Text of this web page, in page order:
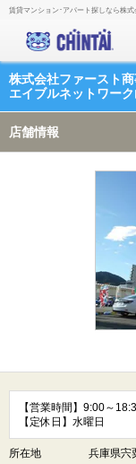
株式会社ファースト
エイブルネットワー
店舗情報
【営業時間】9:00～
【定休日】水曜日
所在地
兵庫県宍